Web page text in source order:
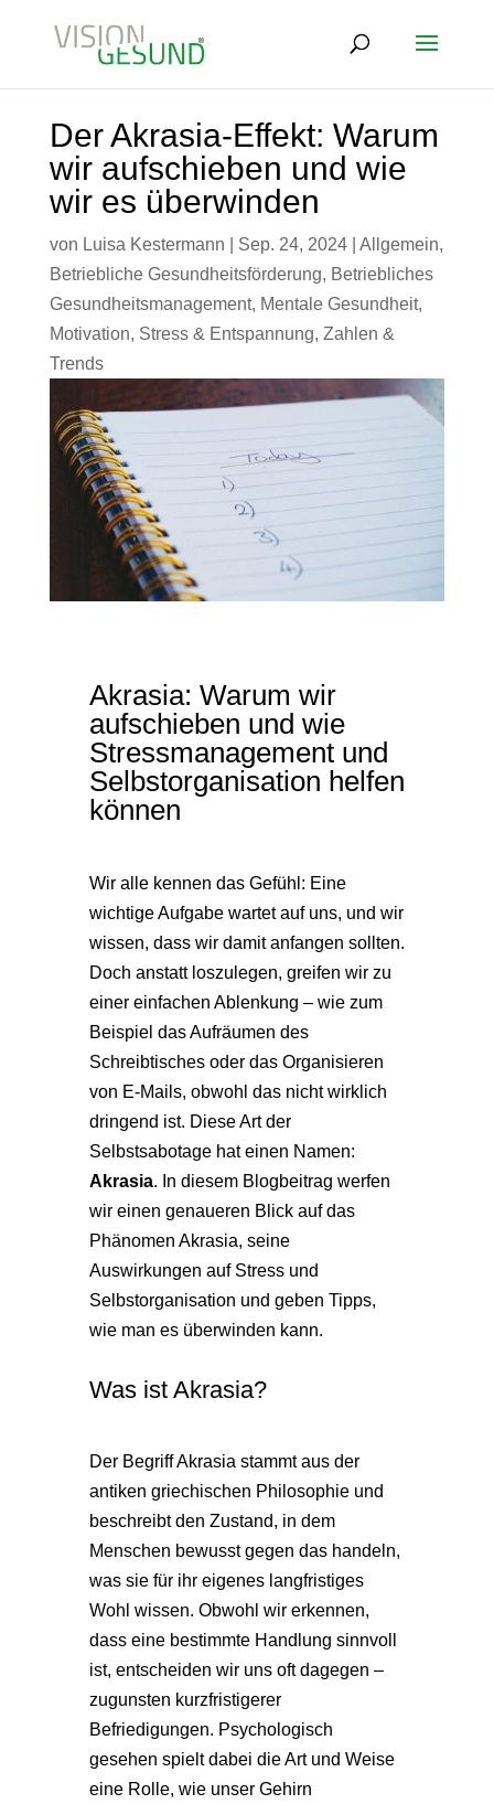
Der Akrasia-Effekt: Warum
wir aufschieben und wie
wir es überwinden
von Luisa Kestermann Sep. 24, 2024| Allgemein,
Betriebliche Gesundheitsförderung, Betriebliches
Gesundheitsmanagement, Mentale Gesundheit,
Motivation, Stress & Entspannung, Zahlen &
Trends
Akrasia: Warum wir
aufschieben und wie
Stressmanagement und
Selbstorganisation helfen
können
Wir alle kennen das Gefühl: Eine
wichtige Aufgabe wartet auf uns, und wir
wissen, dass wir damit anfangen sollten.
Doch anstatt loszulegen, greifen wir zu
einer einfachen Ablenkung – wie zum
Beispiel das Aufräumen des
Schreibtisches oder das Organisieren
von E-Mails, obwohl das nicht wirklich
dringend ist. Diese Art der
Selbstsabotage hat einen Namen:
Akrasia. In diesem Blogbeitrag werfen
wir einen genaueren Blick auf das
Phänomen Akrasia, seine
Auswirkungen auf Stress und
Selbstorganisation und geben Tipps,
wie man es überwinden kann.
Was ist Akrasia?
Der Begriff Akrasia stammt aus der
antiken griechischen Philosophie und
beschreibt den Zustand, in dem
Menschen bewusst gegen das handeln,
was sie für ihr eigenes langfristiges
Wohl wissen. Obwohl wir erkennen,
dass eine bestimmte Handlung sinnvoll
ist, entscheiden wir uns oft dagegen –
zugunsten kurzfristigerer
Befriedigungen. Psychologisch
gesehen spielt dabei die Art und Weise
eine Rolle, wie unser Gehirn